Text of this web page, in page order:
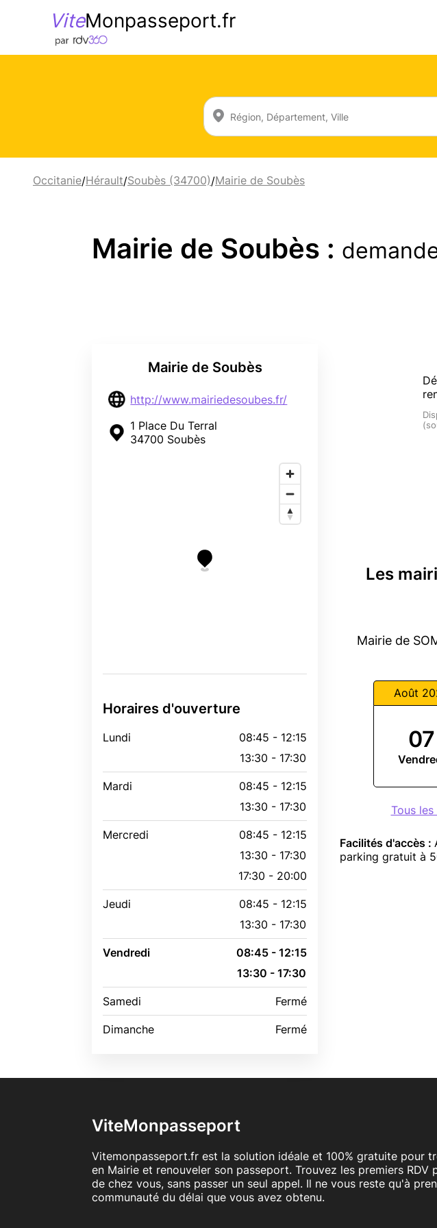
ViteMonpasseport.fr
Occitanie/Hérault/Soubès (34700)/Mairie de Soubès
Mairie de Soubès :
Mairie de Soubès
http://www.mairiedesoubes.fr/
1 Place Du Terral
34700 Soubès
Horaires d'ouverture
Lundi
08:45 - 12:15
13:30 - 17:30
Mardi
08:45 - 12:15
13:30 - 17:30
Mercredi
08:45 - 12:15
13:30 - 17:30
17:30 - 20:00
Jeudi
08:45 - 12:15
13:30 - 17:30
Vendredi
08:45 - 12:15
13:30 - 17:30
Samedi Fermé
Dimanche Fermé
Les
Mairie de
Août
07
Tous
Facilités d'accès :
parking gratuit à
ViteMonpasseport
Vitemonpasseport.fr est la solution idéale et 100% gratuite pour
en Mairie et renouveler son passeport. Trouvez les premiers RDV
de chez vous, sans passer un seul appel. Il ne vous reste qu'à
communauté du délai que vous avez obtenu.